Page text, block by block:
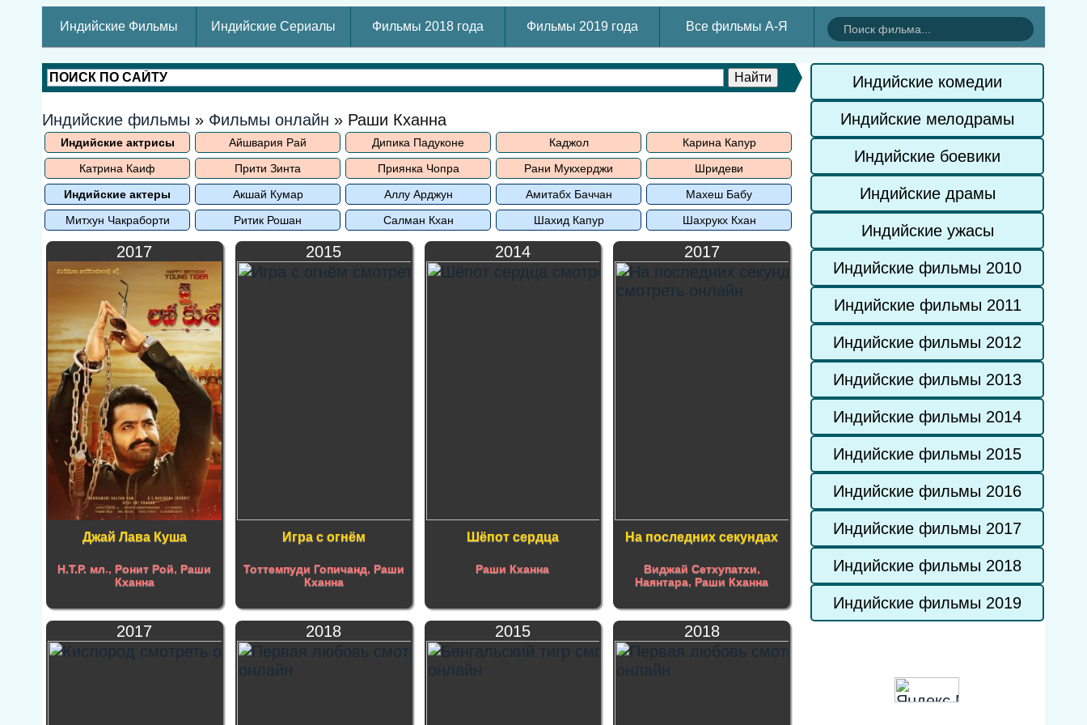
Индийские Фильмы Индийские Сериалы Фильмы 2018 года Фильмы 2019 года Все фильмы А-Я
Индийские фильмы » Фильмы онлайн » Раши Кханна
Индийские актрисы Айшвария Рай Дипика Падуконе Каджол
Карина Капур
Катрина Каиф
Прити Зинта Приянка Чопра Рани Мукхерджи
Шридеви
Индийские актеры
Акшай Кумар Аллу Арджун Амитабх Баччан
Махеш Бабу
Митхун Чакраборти
Ритик Рошан Салман Кхан Шахид Капур Шахрукх Кхан
2017
Джай Лава Куша
Н.Т.Р. мл.,Ронит Рой,Раши
Кханна
2015
Игра с огнём
Тоттемпуди Гопичанд, Раши
Кханна
2014
Шёпот сердца
Раши Кханна
2017
На последних секундах
Виджай Сетхупатхи,
Наянтара,Раши Кханна
2017 2018 2015 2018
Индийские комедии
Индийские мелодрамы
Индийские боевики
Индийские драмы
Индийские ужасы
Индийские фильмы 2010
Индийские фильмы 2011
Индийские фильмы 2012
Индийские фильмы 2013
Индийские фильмы 2014
Индийские фильмы 2015
Индийские фильмы 2016
Индийские фильмы 2017
Индийские фильмы 2018
Индийские фильмы 2019